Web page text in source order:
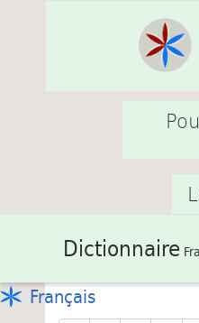
Dictionnaire
Français